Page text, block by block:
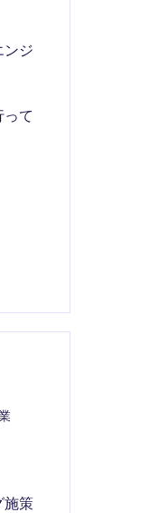
ンジ
て
施策